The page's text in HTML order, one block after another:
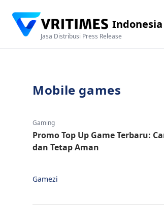
Indonesia
Jasa Distribusi Press Release
Mobile games
Gaming
Promo Top Up Game Terbaru:
dan Tetap Aman
Gamezi